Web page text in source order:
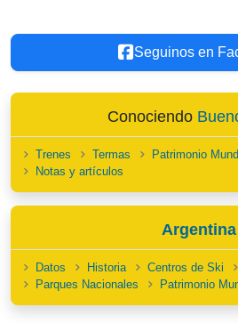
Seguinos en
Conociendo
Trenes Termas Patrimonio
Notas y artículos
Argentina
Datos Historia Centros de Ski
Parques Nacionales
Patrimonio